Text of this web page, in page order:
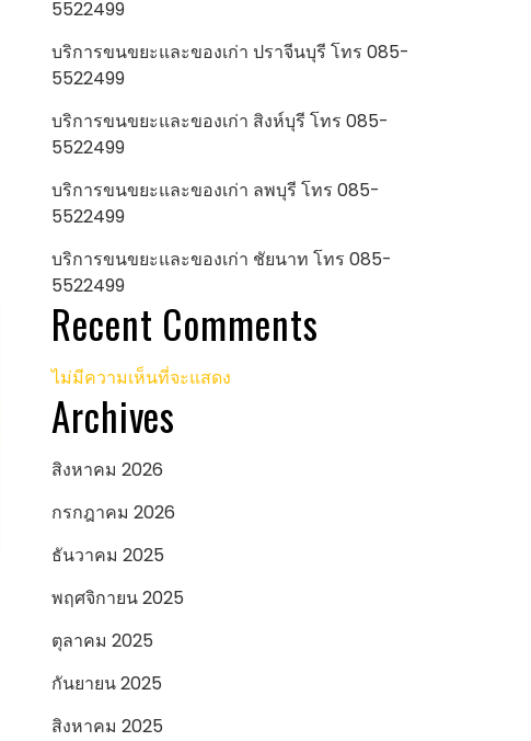
5522499
บริการขนขยะและของเก่า ปราจีนบุรี โทร 085-
5522499
บริการขนขยะและของเก่า สิงห์บุรี โทร 085-
5522499
บริการขนขยะและของเก่า ลพบุรี โทร 085-
5522499
บริการขนขยะและของเก่า ชัยนาท โทร 085-
5522499
Recent Comments
ไม่มีความเห็นที่จะแสดง
Archives
สิงหาคม 2026
กรกฎาคม 2026
ธันวาคม 2025
พฤศจิกายน 2025
ตุลาคม 2025
กันยายน 2025
สิงหาคม 2025